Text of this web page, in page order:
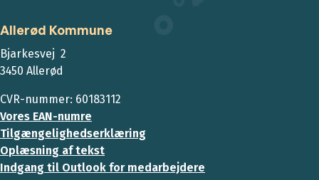
Allerød Kommune
Bjarkesvej 2
3450 Allerød
CVR-nummer: 60183112
Vores EAN-numre
Tilgængelighedserklæring
Oplæsning af tekst
Indgang til Outlook for medarbejdere